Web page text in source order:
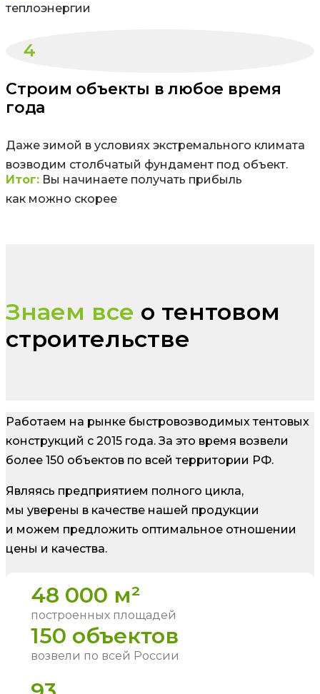
теплоэнергии
4
Строим объекты в любое время
года
Даже зимой в условиях экстремального климата
возводим столбчатый фундамент под объект.
Итог: Вы начинаете получать прибыль
как можно скорее
Знаем все о тентовом
строительстве
Работаем на рынке быстровозводимых тентовых
конструкций с 2015 года. За это время возвели
более 150 объектов по всей территории РФ.
Являясь предприятием полного цикла,
мы уверены в качестве нашей продукции
и можем предложить оптимальное отношении
цены и качества.
48 000 м²
построенных площадей
150 объектов
возвели по всей России